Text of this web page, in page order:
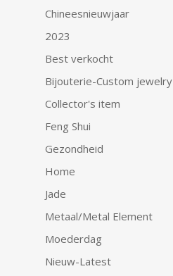
Chineesnieuwjaar
2023
Best verkocht
Bijouterie-Custom jewelry
Collector's item
Feng Shui
Gezondheid
Home
Jade
Metaal/Metal Element
Moederdag
Nieuw-Latest